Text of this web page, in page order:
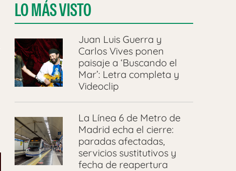
LO MÁS VISTO
Juan Luis Guerra y
Carlos Vives ponen
paisaje a ‘Buscando el
Mar’: Letra completa y
Videoclip
La Línea 6 de Metro de
Madrid echa el cierre:
paradas afectadas,
servicios sustitutivos y
fecha de reapertura